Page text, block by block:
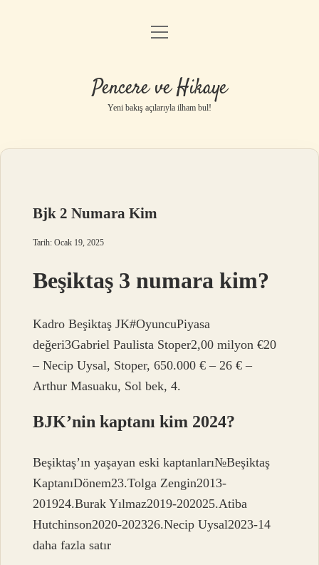
Anasayfa
Yasal Uyarı
menüyü
Pencere ve Hikaye
Yeni bakış açılarıyla ilham bul!
Bjk 2 Numara Kim
Tarih: Ocak 19, 2025
Beşiktaş 3 numara kim?
Kadro Beşiktaş JK#OyuncuPiyasa
değeri3Gabriel Paulista Stoper2,00 milyon €20
– Necip Uysal, Stoper, 650.000 € – 26 € –
Arthur Masuaku, Sol bek, 4.
BJK’nin kaptanı kim 2024?
Beşiktaş’ın yaşayan eski kaptanları№Beşiktaş
KaptanıDönem23.Tolga Zengin2013-
201924.Burak Yılmaz2019-202025.Atiba
Hutchinson2020-202326.Necip Uysal2023-14
daha fazla satır